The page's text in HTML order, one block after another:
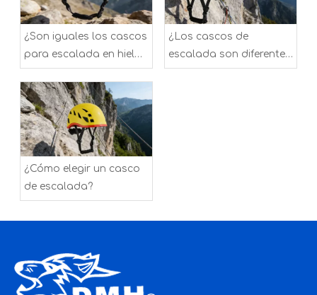
¿Son iguales los cascos
para escalada en hielo
y en roca?
¿Los cascos de
escalada son diferentes
de los cascos
¿Cómo elegir un casco
de escalada?